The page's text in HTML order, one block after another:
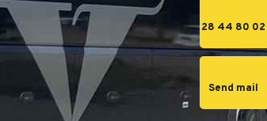
28 44 80 02
Send mail